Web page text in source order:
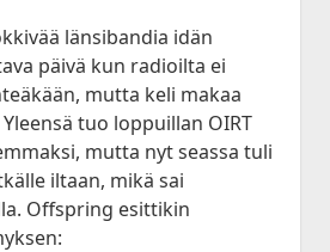
länsibandia idän
päivä kun radioilta ei
mutta keli makaa
tuo loppuillan OIRT
mutta nyt seassa tuli
iltaan, mikä sai
Offspring esittikin